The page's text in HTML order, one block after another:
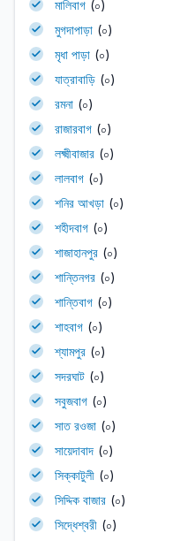
মালিবাগ (০)
মুগদাপাড়া (০)
মৃধা পাড়া (০)
যাত্রাবাড়ি (০)
রমনা (০)
রাজারবাগ (০)
লক্ষ্মীবাজার (০)
লালবাগ (০)
শনির আখড়া (০)
শহীদবাগ (০)
শাজাহানপুর (০)
শান্তিনগর (০)
শান্তিবাগ (০)
শাহবাগ (০)
শ্যামপুর (০)
সদরঘাট (০)
সবুজবাগ (০)
সাত রওজা (০)
সায়েদাবাদ (০)
সিক্কাটুলী (০)
সিদ্দিক বাজার (০)
সিদ্ধেশ্বরী (০)